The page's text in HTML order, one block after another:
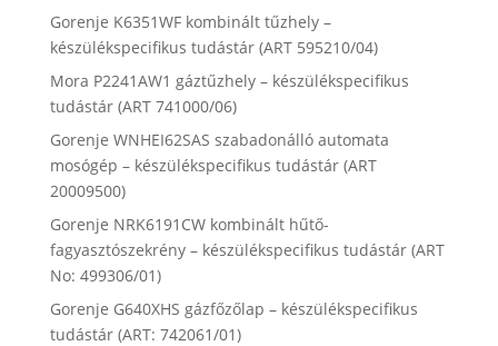
Gorenje K6351WF kombinált tűzhely –
készülékspecifikus tudástár (ART 595210/04)
Mora P2241AW1 gáztűzhely – készülékspecifikus
tudástár (ART 741000/06)
Gorenje WNHEI62SAS szabadonálló automata
mosógép – készülékspecifikus tudástár (ART
20009500)
Gorenje NRK6191CW kombinált hűtő-
fagyasztószekrény – készülékspecifikus tudástár (ART
No: 499306/01)
Gorenje G640XHS gázfőzőlap – készülékspecifikus
tudástár (ART: 742061/01)